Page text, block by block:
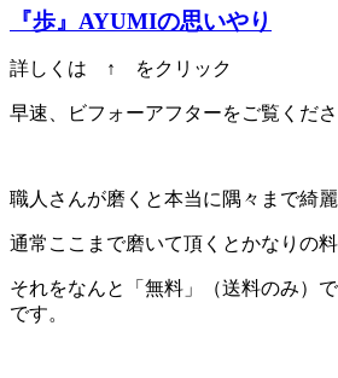
『歩』AYUMIの思いやり
詳しくは ↑ をクリック
早速、ビフォーアフターをご覧くださ
職人さんが磨くと本当に隅々まで綺
通常ここまで磨いて頂くとかなりの
それをなんと「無料」（送料のみ）
です。